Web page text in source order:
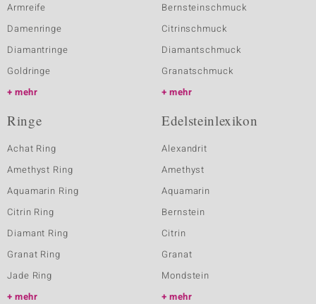
Armreife
Damenringe
Diamantringe
Goldringe
mehr
Bernsteinschmuck
Citrinschmuck
Diamantschmuck
Granatschmuck
mehr
Ringe
Achat Ring
Amethyst Ring
Aquamarin Ring
Citrin Ring
Diamant Ring
Granat Ring
Jade Ring
mehr
Edelsteinlexikon
Alexandrit
Amethyst
Aquamarin
Bernstein
Citrin
Granat
Mondstein
mehr